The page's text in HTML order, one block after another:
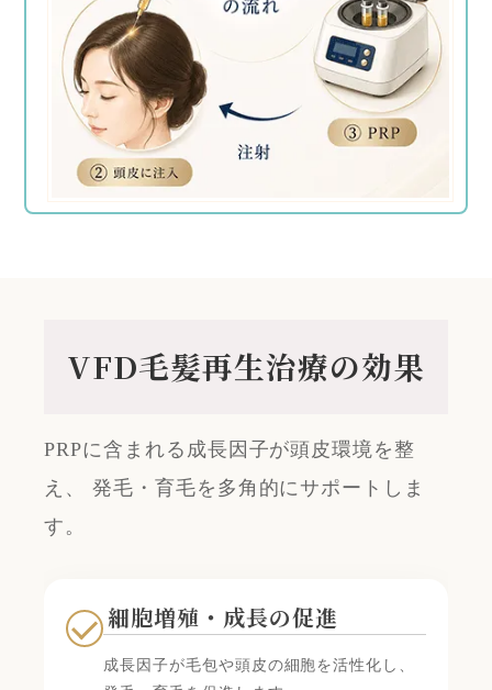
VFD毛髪再生治療の効果
PRPに含まれる成長因子が頭皮環境を整
え、 発毛・育毛を多角的にサポートしま
す。
細胞増殖・成長の促進
成長因子が毛包や頭皮の細胞を活性化し、